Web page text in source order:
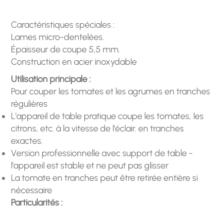
Caractéristiques spéciales :
Lames micro-dentelées.
Épaisseur de coupe 5,5 mm.
Construction en acier inoxydable
Utilisation principale :
Pour couper les tomates et les agrumes en tranches
régulières
L'appareil de table pratique coupe les tomates, les
citrons, etc. à la vitesse de l'éclair. en tranches
exactes.
Version professionnelle avec support de table -
l'appareil est stable et ne peut pas glisser
La tomate en tranches peut être retirée entière si
nécessaire
Particularités :